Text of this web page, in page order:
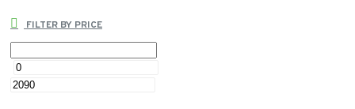
FILTER BY PRICE